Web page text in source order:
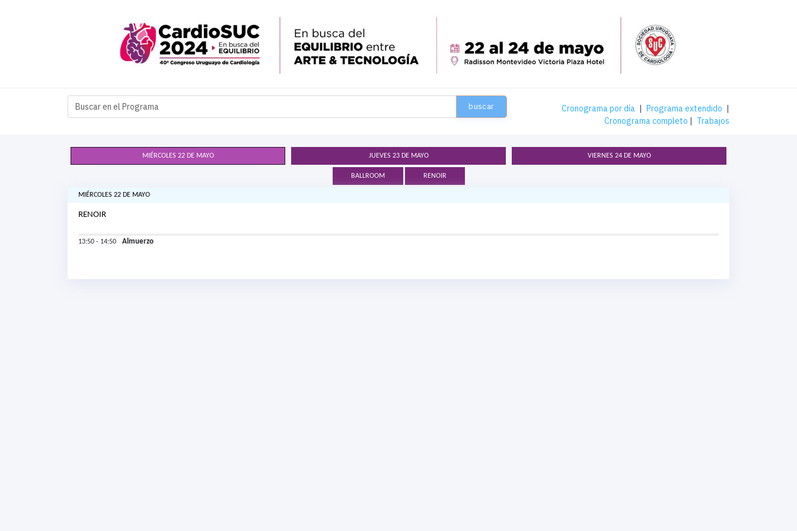
buscar Cronograma por día | Programa extendido |
Cronograma completo | Trabajos
MIÉRCOLES 22 DE MAYO JUEVES 23 DE MAYO VIERNES 24 DE MAYO
BALLROOM RENOIR
MIÉRCOLES 22 DE MAYO
RENOIR
13:50 - 14:50 Almuerzo